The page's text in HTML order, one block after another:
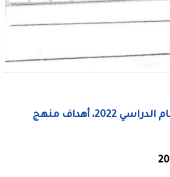
الأهداف العامة والخاصة بمنهح العلوم للمرحلة الاعدادية للعام الدراسي 2022، أهداف منهج